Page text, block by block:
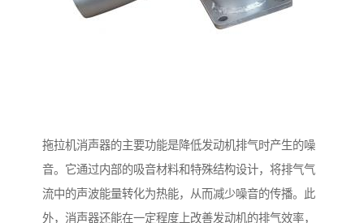
拖拉机消声器的主要功能是降低发动机排气时产生的噪
音。它通过内部的吸音材料和特殊结构设计，将排气气
流中的声波能量转化为热能，从而减少噪音的传播。此
外，消声器还能在一定程度上改善发动机的排气效率，